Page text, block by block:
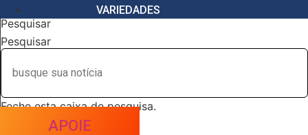
VARIEDADES
Pesquisar
Pesquisar
Feche esta caixa de pesquisa.
APOIE